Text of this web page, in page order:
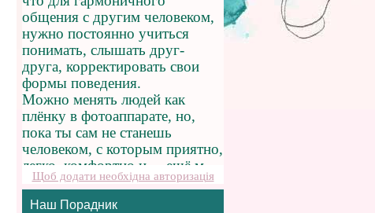
Щоб додати необхідна авторизація
Наш Порадник